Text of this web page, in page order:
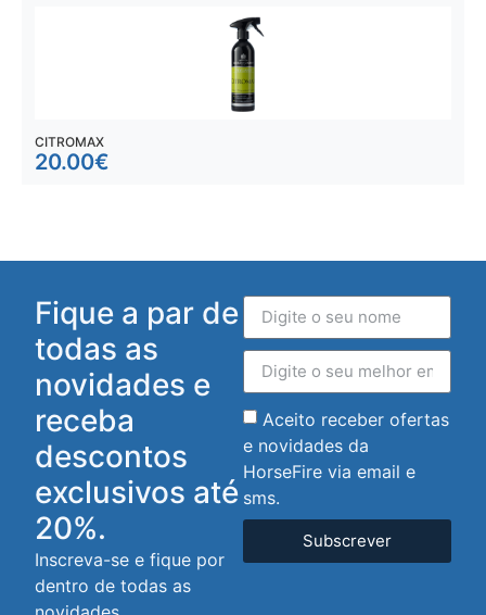
CITROMAX
20.00€
Fique a par de
todas as
novidades e
receba
descontos
exclusivos até
20%.
Inscreva-se e fique por
dentro de todas as
Aceito receber ofertas
e novidades da
HorseFire via email e
sms.
Subscrever